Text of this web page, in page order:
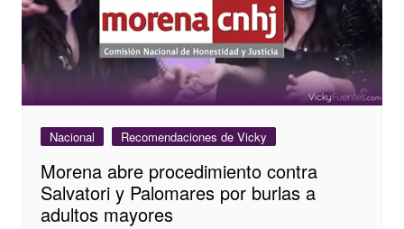
Nacional Recomendaciones de Vicky
Morena abre procedimiento contra
Salvatori y Palomares por burlas a
adultos mayores